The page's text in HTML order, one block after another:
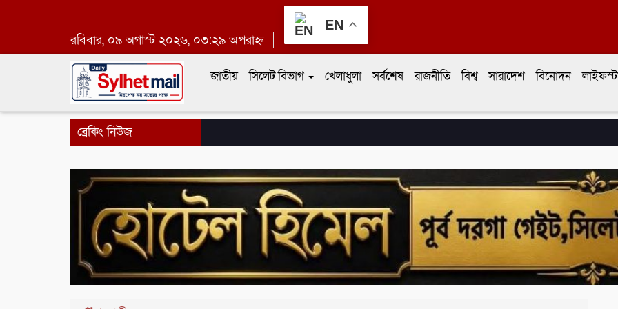
রবিবার, ০৯ অগাস্ট ২০২৬, ০৩:২৯ অপরাহ্ন
EN
জাতীয় সিলেট বিভাগ খেলাধুলা সর্বশেষ রাজনীতি বিশ্ব সারাদেশ বিনোদন
ব্রেকিং নিউজ